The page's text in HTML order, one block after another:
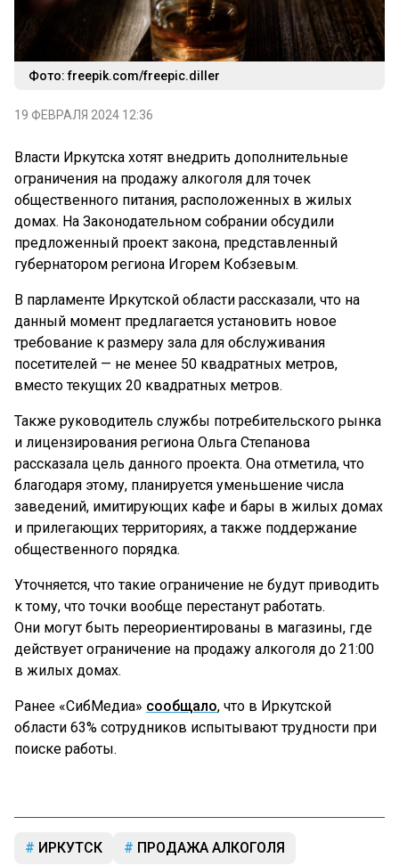
Фото: freepik.com/freepic.diller
19 ФЕВРАЛЯ 2024 12:36
Власти Иркутска хотят внедрить дополнительные
ограничения на продажу алкоголя для точек
общественного питания, расположенных в жилых
домах. На Законодательном собрании обсудили
предложенный проект закона, представленный
губернатором региона Игорем Кобзевым.
В парламенте Иркутской области рассказали, что на
данный момент предлагается установить новое
требование к размеру зала для обслуживания
посетителей — не менее 50 квадратных метров,
вместо текущих 20 квадратных метров.
Также руководитель службы потребительского рынка
и лицензирования региона Ольга Степанова
рассказала цель данного проекта. Она отметила, что
благодаря этому, планируется уменьшение числа
заведений, имитирующих кафе и бары в жилых домах
и прилегающих территориях, а также поддержание
общественного порядка.
Уточняется, что такие ограничение не будут приводить
к тому, что точки вообще перестанут работать.
Они могут быть переориентированы в магазины, где
действует ограничение на продажу алкоголя до 21:00
в жилых домах.
Ранее «СибМедиа» сообщало, что в Иркутской
области 63% сотрудников испытывают трудности при
поиске работы.
ИРКУТСК ПРОДАЖА АЛКОГОЛЯ